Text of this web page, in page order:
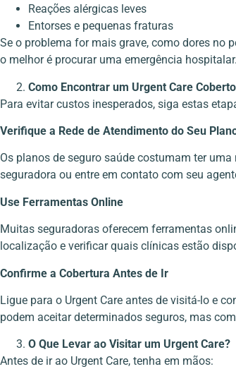
Reações alérgicas leves
Entorses e pequenas fraturas
Se o problema for mais grave, como dores no
o melhor é procurar uma emergência hospitalar.
Como Encontrar um Urgent Care
Para evitar custos inesperados, siga estas
Verifique a Rede de Atendimento do Seu
Os planos de seguro saúde costumam ter
seguradora ou entre em contato com seu
Use Ferramentas Online
Muitas seguradoras oferecem ferramentas
localização e verificar quais clínicas estão
Confirme a Cobertura Antes de Ir
Ligue para o Urgent Care antes de visitá-lo e
podem aceitar determinados seguros, mas
O Que Levar ao Visitar um Urgent Care?
Antes de ir ao Urgent Care, tenha em mãos: